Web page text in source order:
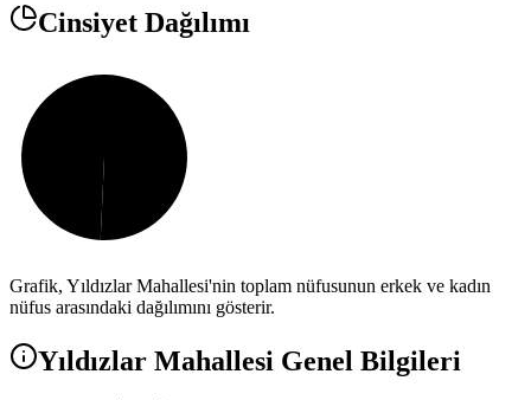
Cinsiyet Dağılımı
Grafik, YıldızlarMahallesi'nin toplam nüfusunun erkek ve kadın
nüfus arasındaki dağılımını gösterir.
Yıldızlar Mahallesi Genel Bilgileri